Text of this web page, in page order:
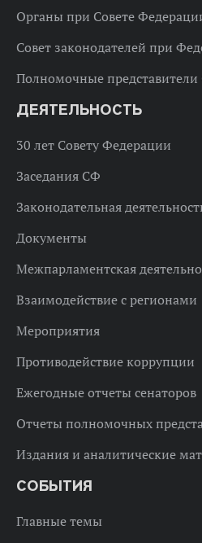
Органы при Совете
Совет законодателей при
Полномочные
ДЕЯТЕЛЬНОСТЬ
30 лет Совету Федерации
Заседания СФ
Законодательная
Документы
Межпарламентская
Взаимодействие с регионами
Мероприятия
Противодействие коррупции
Ежегодные отчеты сенаторов
Отчеты полномочных
Издания и аналитические
СОБЫТИЯ
Главные темы